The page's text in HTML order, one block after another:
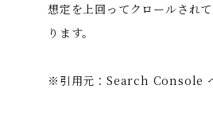
想定を上回ってクロールされ
ります。
※引用元： Search Console